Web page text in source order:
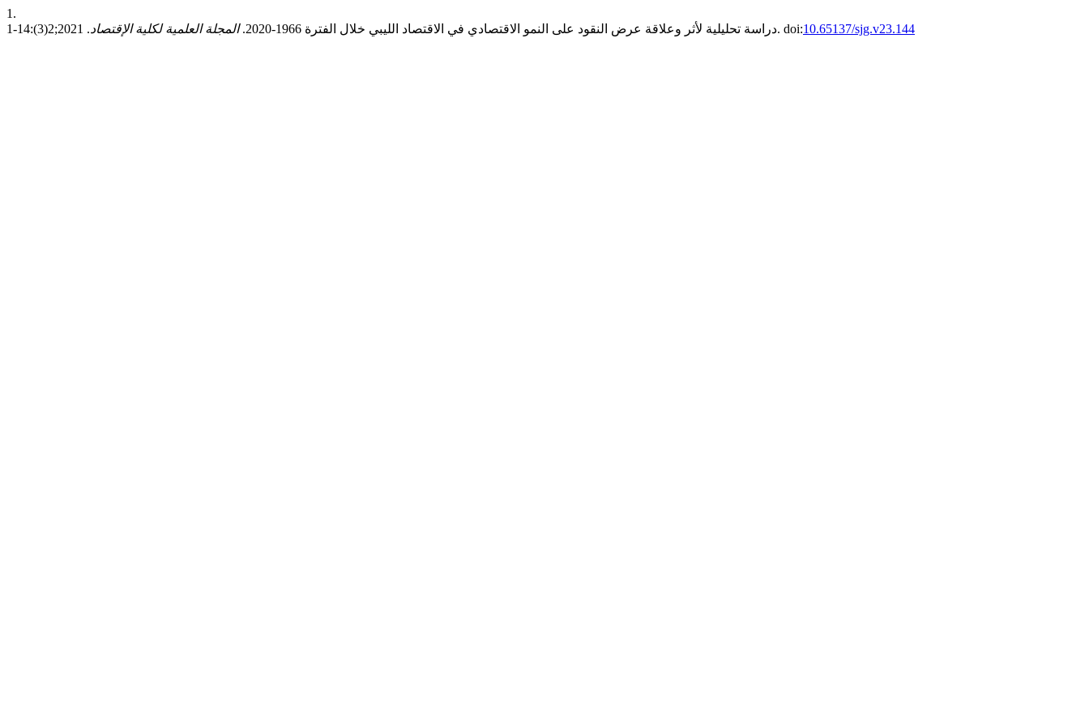
1.
دراسة تحليلية لأثر وعلاقة عرض النقود على النمو الاقتصادي في الاقتصاد الليبي خلال الفترة 1966-2020.
المجلة العلمية لكلية الإقتصاد . 2021;2(3):14-1. doi:10.65137/sjg.v23.144